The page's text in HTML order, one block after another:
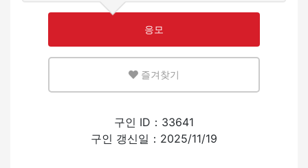
영어 또는 모국어를 살릴 수 있는 환경
응모
즐겨찾기
구인 ID：33641
구인 갱신일：2025/11/19